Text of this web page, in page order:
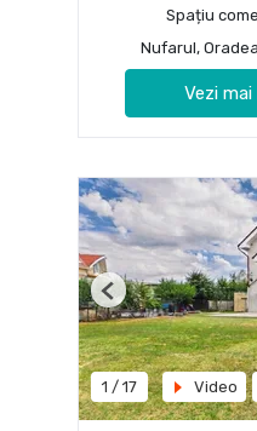
Spațiu
Nufarul, Oradea
Vezi
1 / 17 Video
Previous